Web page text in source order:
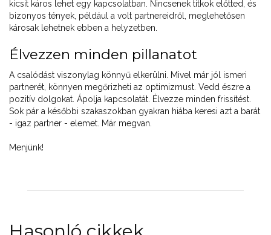
kicsit káros lehet egy kapcsolatban. Nincsenek titkok előtted, és
bizonyos tények, például a volt partnereidről, meglehetősen
károsak lehetnek ebben a helyzetben.
Élvezzen minden pillanatot
A csalódást viszonylag könnyű elkerülni. Mivel már jól ismeri
partnerét, könnyen megőrizheti az optimizmust. Vedd észre a
pozitív dolgokat. Ápolja kapcsolatát. Élvezze minden frissítést.
Sok pár a későbbi szakaszokban gyakran hiába keresi azt a barát
- igaz partner - elemet. Már megvan.
Menjünk!